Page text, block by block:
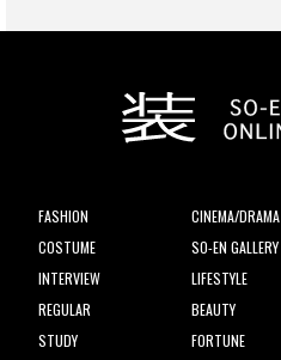
FASHION
COSTUME
INTERVIEW
REGULAR
STUDY
CINEMA/DRAMA
SO-EN GALLERY
LIFESTYLE
BEAUTY
FORTUNE